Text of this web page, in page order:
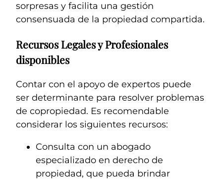
sorpresas y facilita una gestión
consensuada de la propiedad compartida.
Recursos Legales y Profesionales
disponibles
Contar con el apoyo de expertos puede
ser determinante para resolver problemas
de copropiedad. Es recomendable
considerar los siguientes recursos:
Consulta con un abogado
especializado en derecho de
propiedad, que pueda brindar